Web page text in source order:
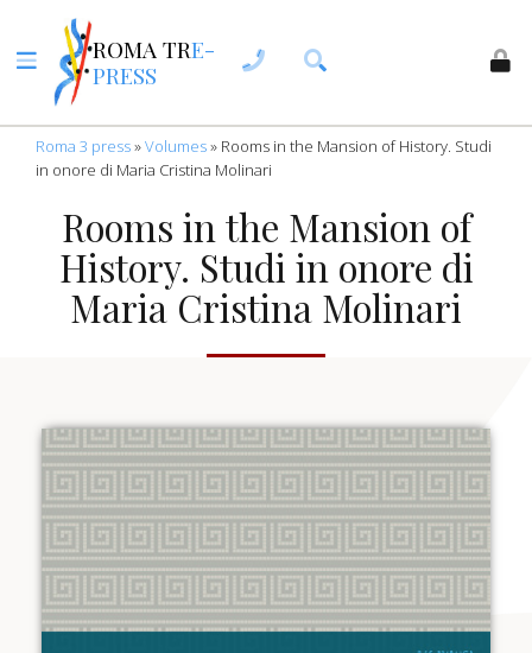
ROMA TRE-
PRESS
Roma 3 press»Volumes» Rooms in the Mansion of History. Studi
in onore di Maria Cristina Molinari
Rooms in the Mansion of
History. Studi in onore di
Maria Cristina Molinari